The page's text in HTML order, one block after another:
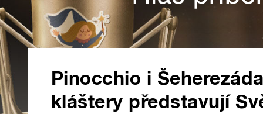
Pinocchio i
kláštery představují